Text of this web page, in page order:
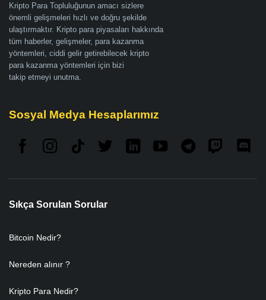
Kripto Para Topluluğunun amacı sizlere
önemli gelişmeleri hızlı ve doğru şekilde
ulaştırmaktır. Kripto para piyasaları hakkında
tüm haberler, gelişmeler, para kazanma
yöntemleri, ciddi gelir getirebilecek kripto
para kazanma yöntemleri için bizi
takip etmeyi unutma.
Sosyal Medya Hesaplarımız
Sıkça Sorulan Sorular
Bitcoin Nedir?
Nereden alınır ?
Kripto Para Nedir?